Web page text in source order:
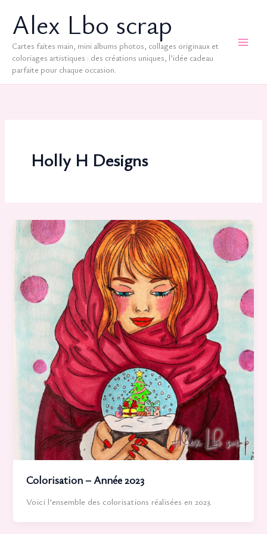
contenuAlex Lbo scrap
Cartes faites main, mini albums photos, collages originaux et
coloriages artistiques : des créations uniques, l’idée cadeau
parfaite pour chaque occasion.
Holly H Designs
Colorisation – Année 2023
Voici l’ensemble des colorisations réalisées en 2023.